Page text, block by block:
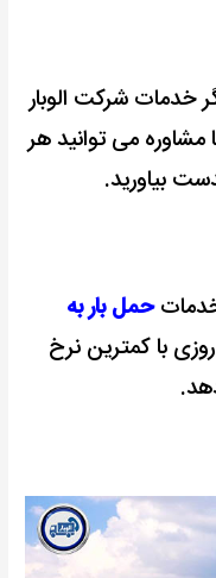
خدمات شرکت الوبار
مشاوره می توانید هر
بیاورید.
حمل بار به
با کمترین نرخ